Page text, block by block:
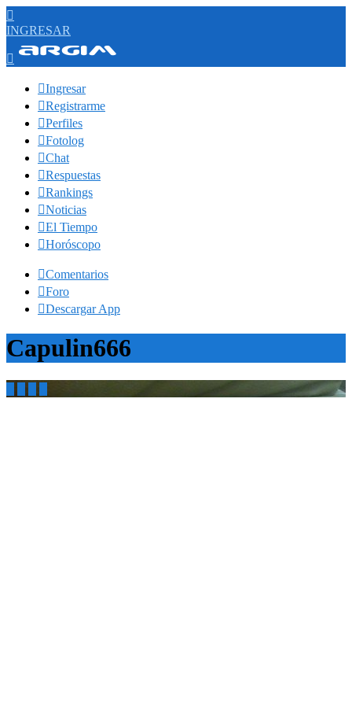

INGRESAR

Ingresar
Registrarme
Perfiles
Fotolog
Chat
Respuestas
Rankings
Noticias
El Tiempo
Horóscopo
Comentarios
Foro
Descargar App
Capulin666